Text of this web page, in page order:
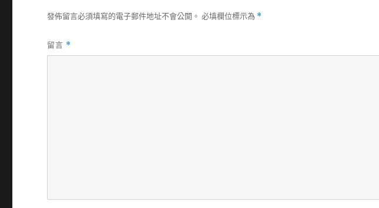
發佈留言必須填寫的電子郵件地址不會公開。 必填欄位標示為 *
留言 *